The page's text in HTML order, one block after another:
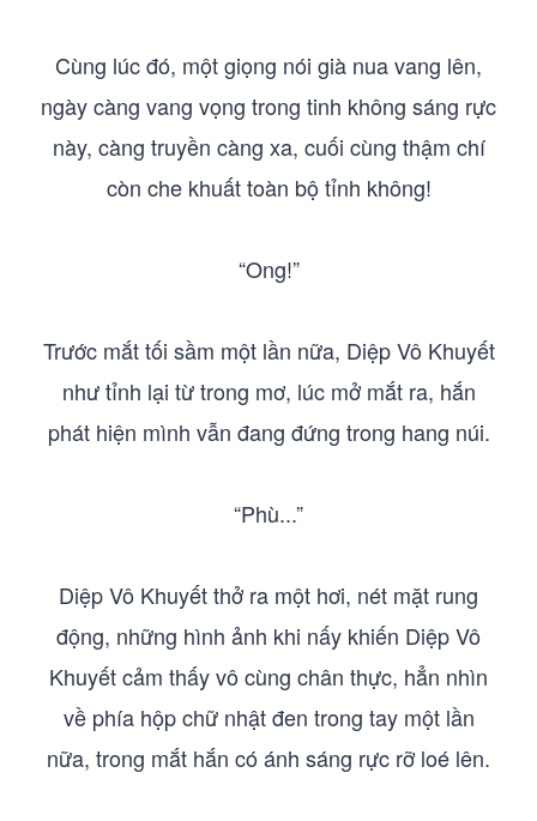
Cùng lúc đó, một giọng nói già nua vang lên,
ngày càng vang vọng trong tinh không sáng rực
này, càng truyền càng xa, cuối cùng thậm chí
còn che khuất toàn bộ tỉnh không!
“Ong!”
Trước mắt tối sầm một lần nữa, Diệp Vô Khuyết
như tỉnh lại từ trong mơ, lúc mở mắt ra, hắn
phát hiện mình vẫn đang đứng trong hang núi.
“Phù...”
Diệp Vô Khuyết thở ra một hơi, nét mặt rung
động, những hình ảnh khi nấy khiến Diệp Vô
Khuyết cảm thấy vô cùng chân thực, hẳn nhìn
về phía hộp chữ nhật đen trong tay một lần
nữa, trong mắt hắn có ánh sáng rực rỡ loé lên.